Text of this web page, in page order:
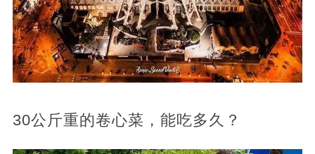
30公斤重的卷心菜，能吃多久？